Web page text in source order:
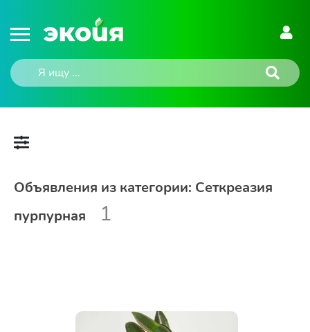
Объявления из категории: Сеткреазия
пурпурная
1